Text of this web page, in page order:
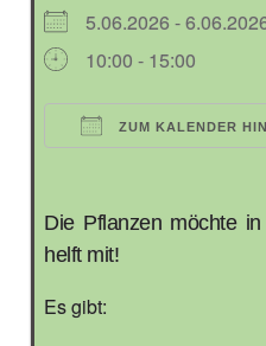
5.06.2026 -
10:00 - 15:00
ZUM KALENDER
Die Pflanzen möchte
helft mit!
Es gibt: